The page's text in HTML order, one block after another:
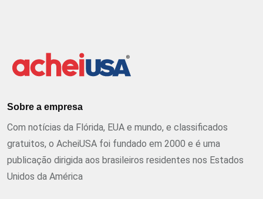
Sobre a empresa
Com notícias da Flórida, EUA e mundo, e classificados
gratuitos, o AcheiUSA foi fundado em 2000 e é uma
publicação dirigida aos brasileiros residentes nos Estados
Unidos da América